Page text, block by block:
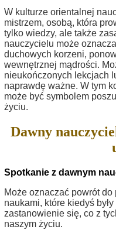
W kulturze orientalnej
mistrzem, osobą, która
tylko wiedzy, ale także
nauczycielu może
duchowych korzeni,
wewnętrznej mądrości.
nieukończonych lekcjach
naprawdę ważne. W tym
może być symbolem
życiu.
Dawny
Spotkanie z dawnym
Może oznaczać powrót do
naukami, które kiedyś
zastanowienie się, co z
naszym życiu.